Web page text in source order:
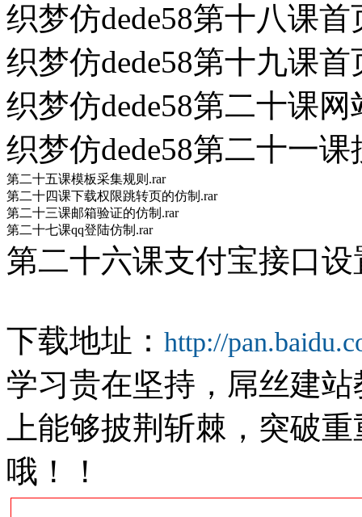
织梦仿dede58第十八课
织梦仿dede58第十九课
织梦仿dede58第二十课
织梦仿dede58第二十一
第二十五课模板采集规则.rar
第二十四课下载权限跳转页的仿制.rar
第二十三课邮箱验证的仿制.rar
第二十七课qq登陆仿制.rar
第二十六课支付宝接口设
下载地址： http://
学习贵在坚持，屌丝建
上能够披荆斩棘，突破
哦！！